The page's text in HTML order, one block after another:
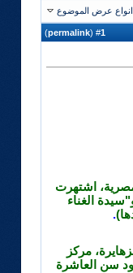
انواع عرض الموضوع
1
(
permalink
)
مطربة مصرية، اشتهرت
الغناء
.
مركز
سن العاشرة